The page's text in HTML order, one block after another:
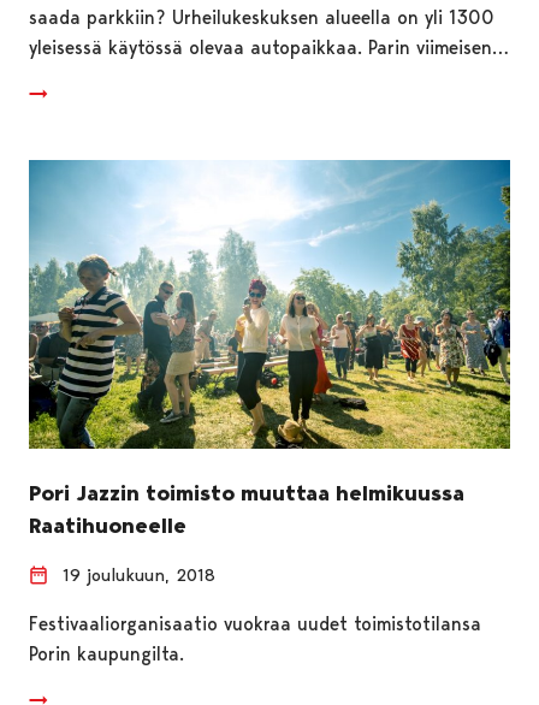
saada parkkiin? Urheilukeskuksen alueella on yli 1300
yleisessä käytössä olevaa autopaikkaa. Parin viimeisen…
Pori Jazzin toimisto muuttaa helmikuussa
Raatihuoneelle
19 joulukuun, 2018
Festivaaliorganisaatio vuokraa uudet toimistotilansa
Porin kaupungilta.